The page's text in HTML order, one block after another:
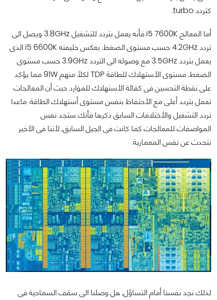
كتردد turbo.
أما المعالج i5 7600K فأنه يعمل بتردد للتشغيل 3.8GHz ويصل الى
تردد 4.2GHz حسب مستوى الضغط. بعكس خليفته i5 6600K الذى
يعمل بتردد 3.5GHz مع وصوله الى التردد 3.9GHz حسب مستوى
الضغط. مستوى الأستهلاك للطاقة TDP لكلاً منهم 91W مما يؤكد
على نقطة التحسين فى كفائة الأستهلاك للموارد حيث أن المعالجات
تعمل بتردد أعلى مع الأحتفاظ بنفس مستوى أستهلاك الطاقة. ماعدا
تردد التشغيل والأختلافات السابق ذكرها فأنك ستجد نفس
المواصفات للمعالجات كما كانت فى الجيل السابق, لأننا فى الأخير
نتحدث عن نفس المعمارية.
لذلك نجد نفسنا أمام التساؤل, هل وصلنا الى سقف السماحية فى